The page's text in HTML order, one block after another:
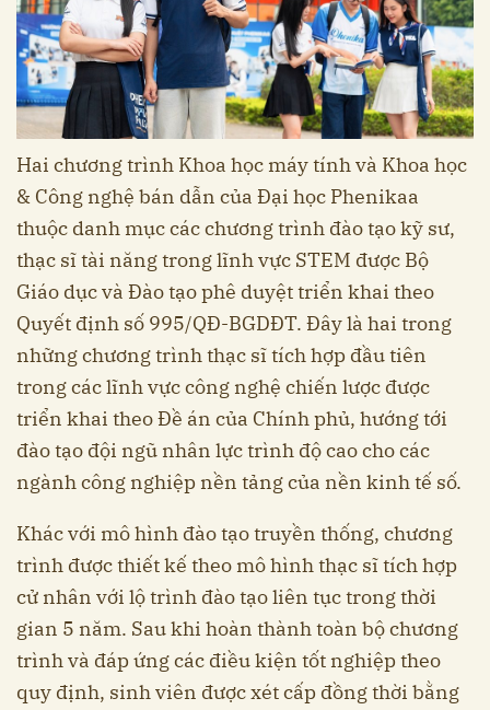
Hai chương trình Khoa học máy tính và Khoa học
& Công nghệ bán dẫn của Đại học Phenikaa
thuộc danh mục các chương trình đào tạo kỹ sư,
thạc sĩ tài năng trong lĩnh vực STEM được Bộ
Giáo dục và Đào tạo phê duyệt triển khai theo
Quyết định số 995/QĐ-BGDĐT. Đây là hai trong
những chương trình thạc sĩ tích hợp đầu tiên
trong các lĩnh vực công nghệ chiến lược được
triển khai theo Đề án của Chính phủ, hướng tới
đào tạo đội ngũ nhân lực trình độ cao cho các
ngành công nghiệp nền tảng của nền kinh tế số.
Khác với mô hình đào tạo truyền thống, chương
trình được thiết kế theo mô hình thạc sĩ tích hợp
cử nhân với lộ trình đào tạo liên tục trong thời
gian 5 năm. Sau khi hoàn thành toàn bộ chương
trình và đáp ứng các điều kiện tốt nghiệp theo
quy định, sinh viên được xét cấp đồng thời bằng